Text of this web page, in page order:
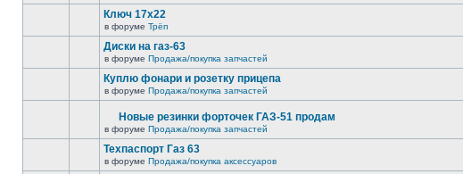
Ключ 17х22
в форуме Трёп
Диски на газ-63
в форуме Продажа/покупка запчастей
Куплю фонари и розетку прицепа
в форуме Продажа/покупка запчастей
Новые резинки форточек ГАЗ-51 продам
в форуме Продажа/покупка запчастей
Техпаспорт Газ 63
в форуме Продажа/покупка аксессуаров